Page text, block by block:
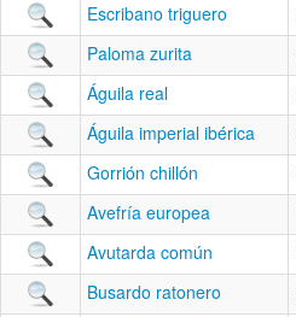
Escribano triguero
Paloma zurita
Águila real
Águila imperial ibérica
Gorrión chillón
Avefría europea
Avutarda común
Busardo ratonero